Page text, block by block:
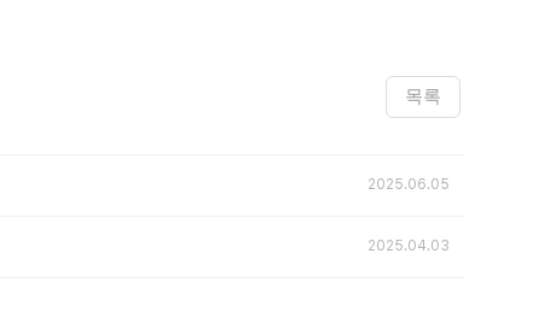
목록
2025.06.05
2025.04.03